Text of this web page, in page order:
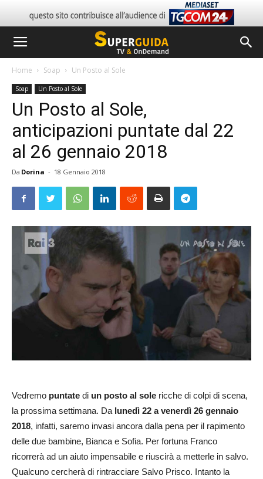
Home Soap Un Posto al Sole
Soap Un Posto al Sole
Un Posto al Sole,
anticipazioni puntate dal 22
al 26 gennaio 2018
Da Dorina - 18 Gennaio 2018
Vedremo puntate di un posto al sole ricche di colpi di scena,
la prossima settimana. Da lunedì 22 a venerdì 26 gennaio
2018, infatti, saremo invasi ancora dalla pena per il rapimento
delle due bambine, Bianca e Sofia. Per fortuna Franco
ricorrerà ad un aiuto impensabile e riuscirà a metterle in salvo.
Qualcuno cercherà di rintracciare Salvo Prisco. Intanto la